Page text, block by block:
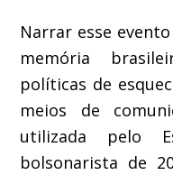
Narrar esse
memória
políticas de
meios de
utilizada pelo
bolsonarista de